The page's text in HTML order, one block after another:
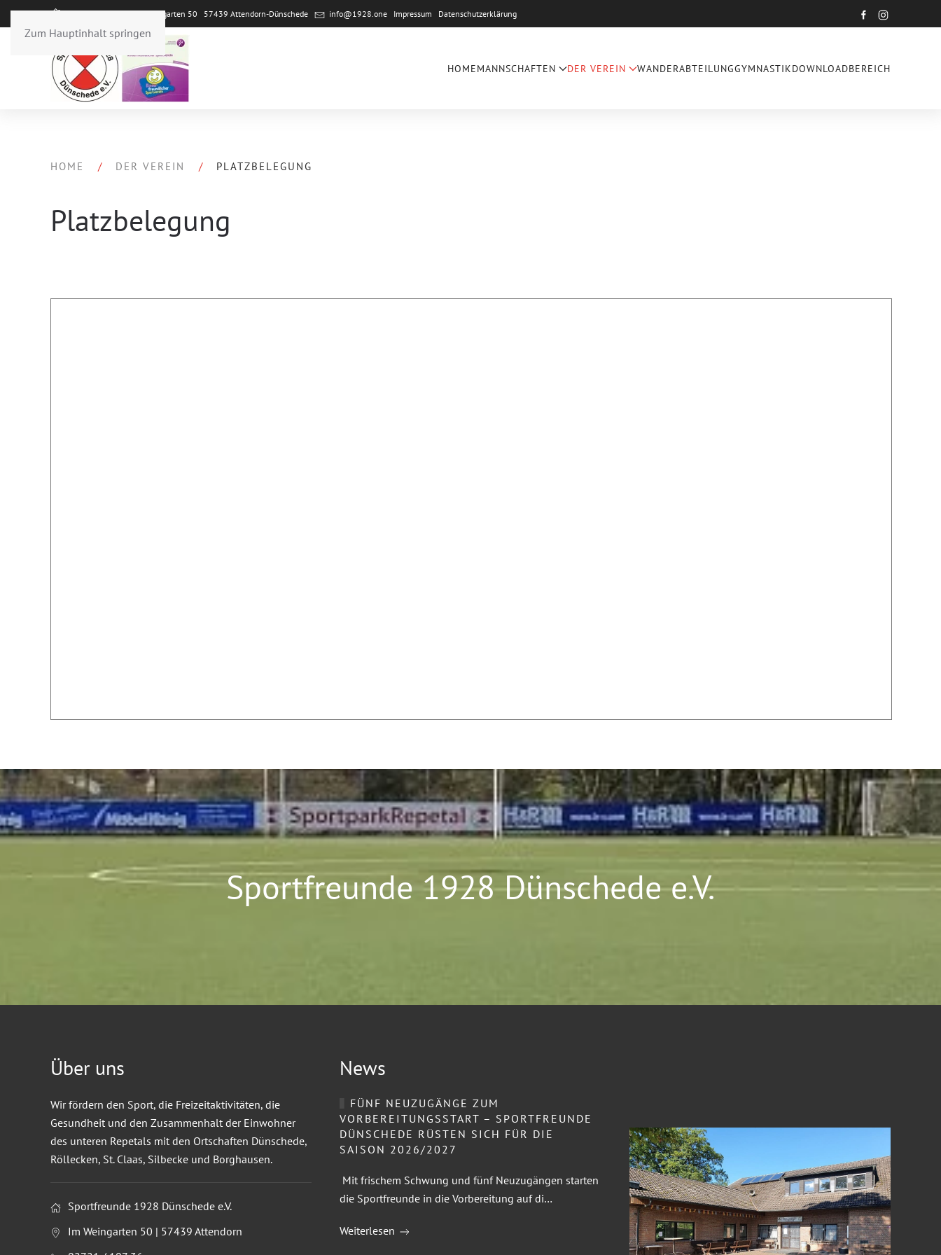
Zum Hauptinhalt springen
Sportpark Repetal Im Weingarten 50 57439 Attendorn-Dünschede info@1928.one Impressum Datenschutzerklärung
HOMEMANNSCHAFTEN DER VEREIN WANDERABTEILUNGGYMNASTIKDOWNLOADBEREICH
HOME DER VEREIN PLATZBELEGUNG
Platzbelegung
Sportfreunde 1928 Dünschede e.V.
Über uns
Wir fördern den Sport, die Freizeitaktivitäten, die
Gesundheit und den Zusammenhalt der Einwohner
des unteren Repetals mit den Ortschaften Dünschede,
Röllecken, St. Claas, Silbecke und Borghausen.
Sportfreunde 1928 Dünschede e.V.
Im Weingarten 50 | 57439 Attendorn
News
FÜNF NEUZUGÄNGE ZUM
VORBEREITUNGSSTART – SPORTFREUNDE
DÜNSCHEDE RÜSTEN SICH FÜR DIE
SAISON 2026/2027
Mit frischem Schwung und fünf Neuzugängen starten
die Sportfreunde in die Vorbereitung auf di…
Weiterlesen